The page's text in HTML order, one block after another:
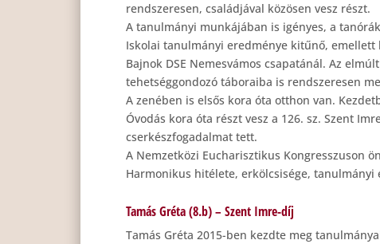
rendszeresen, családjával közösen vesz részt.
A tanulmányi munkájában is igényes, a
Iskolai tanulmányi eredménye kitűnő, emellett
Bajnok DSE Nemesvámos csapatánál. Az
tehetséggondozó táboraiba is rendszeresen
A zenében is elsős kora óta otthon van.
Óvodás kora óta részt vesz a 126. sz. Szent
cserkészfogadalmat tett.
A Nemzetközi Eucharisztikus Kongresszuson
Harmonikus hitélete, erkölcsisége,
Tamás Gréta (8.b) – Szent Imre-díj
Tamás Gréta 2015-ben kezdte meg